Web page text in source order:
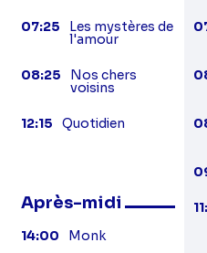
07:25 Les mystères de
l'amour
08:25 Nos chers
voisins
12:15 Quotidien
Après-midi
14:00 Monk